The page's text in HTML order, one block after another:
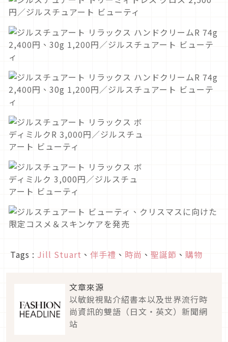
Tags : Jill Stuart 、 伴手禮 、 時尚 、 聖誕節 、 購物
文章來源
以敏銳視點介紹書本以及世界流行時
尚資訊的雙語（日文・英文）新聞網
站